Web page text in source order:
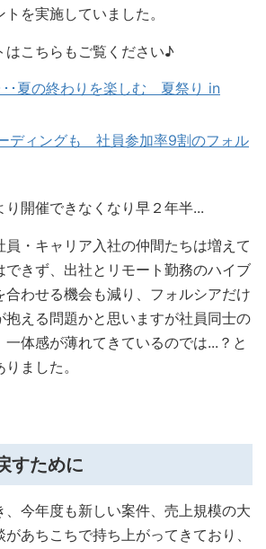
を実施していました。
はこちらもご覧ください♪
･･夏の終わりを楽しむ 夏祭り in
ディングも 社員参加率9割のフォル
り開催できなくなり早２年半...
員・キャリア入社の仲間たちは増えて
できず、出社とリモート勤務のハイブ
合わせる機会も減り、フォルシアだけ
抱える問題かと思いますが社員同士の
体感が薄れてきているのでは...？と
ました。
すために
、今年度も新しい案件、売上規模の大
あちこちで持ち上がってきており、